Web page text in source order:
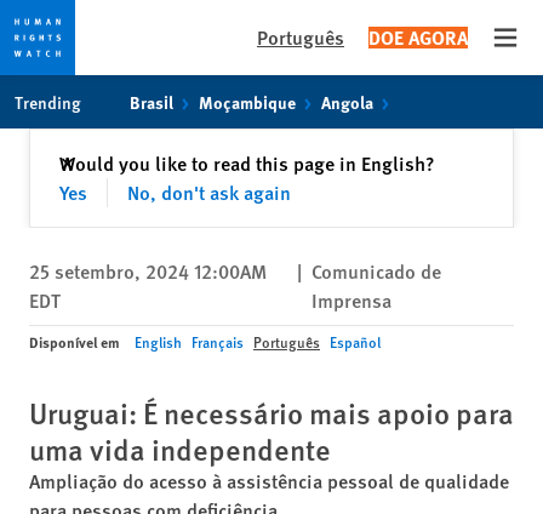
content
Português DOE AGORA
Trending Brasil Moçambique Angola
Would you like to read this page in English?
Yes
No, don't ask again
✕Fechar
25 setembro, 2024 12:00AM
EDT
| Comunicado de
Imprensa
Disponível em English Français Português Español
Uruguai: É necessário mais apoio para
uma vida independente
Ampliação do acesso à assistência pessoal de qualidade